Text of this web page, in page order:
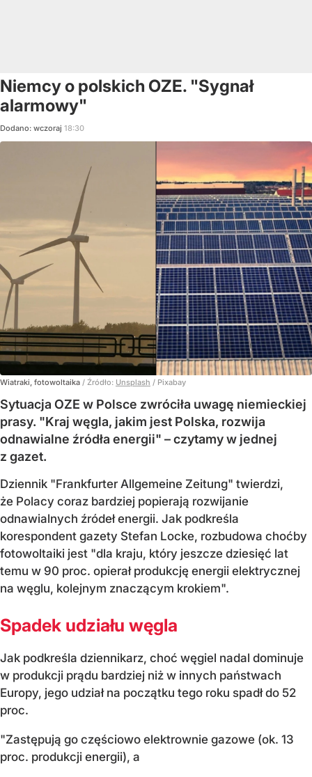
Niemcy o polskich OZE. "Sygnał
alarmowy"
Dodano: wczoraj 18:30
Wiatraki, fotowoltaika / Źródło: Unsplash / Pixabay
Sytuacja OZE w Polsce zwróciła uwagę niemieckiej
prasy. "Kraj węgla, jakim jest Polska, rozwija
odnawialne źródła energii" – czytamy w jednej
z gazet.
Dziennik "Frankfurter Allgemeine Zeitung" twierdzi,
że Polacy coraz bardziej popierają rozwijanie
odnawialnych źródeł energii. Jak podkreśla
korespondent gazety Stefan Locke, rozbudowa choćby
fotowoltaiki jest "dla kraju, który jeszcze dziesięć lat
temu w 90 proc. opierał produkcję energii elektrycznej
na węglu, kolejnym znaczącym krokiem".
Spadek udziału węgla
Jak podkreśla dziennikarz, choć węgiel nadal dominuje
w produkcji prądu bardziej niż w innych państwach
Europy, jego udział na początku tego roku spadł do 52
proc.
"Zastępują go częściowo elektrownie gazowe (ok. 13
proc. produkcji energii), a